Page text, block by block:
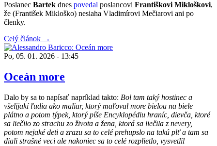
Poslanec Bartek dnes povedal poslancovi Františkovi Mikloškovi,
že (František Mikloško) nesiaha Vladimírovi Mečiarovi ani po
členky.
Celý článok →
Po, 05. 01. 2026 - 13:45
Oceán more
Dalo by sa to napísať napríklad takto: Bol tam taký hostinec a
všelijakí ľudia ako maliar, ktorý maľoval more bielou na biele
plátno a potom týpek, ktorý píše Encyklopédiu hraníc, dievča, ktoré
sa liečilo zo strachu zo života a žena, ktorá sa liečila z nevery,
potom nejaké deti a zrazu sa to celé prehupslo na takú plť a tam sa
diali strašné veci ale nakoniec sa to celé rozplietlo, vysvetlil